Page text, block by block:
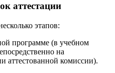
аттестации
этапов:
программе (в учебном
на
аттестованной комиссии).